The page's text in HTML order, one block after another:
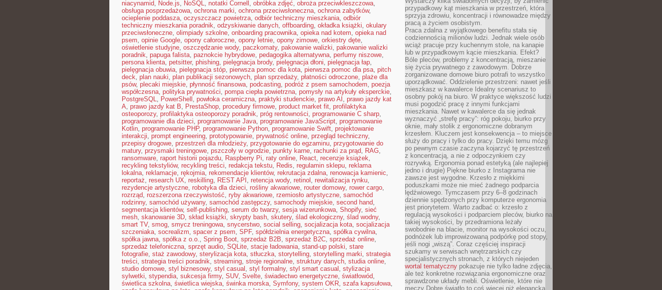
niacynamid, Node.js, NoSQL, notatki Cornell , obróbka zdjęć, obroża przeciwkleszczowa,
obsługa posprzedażowa, ochrona marki, ochrona przeciwsłoneczna, ochrona zabytków,
ocieplenie poddasza, oczyszczacz powietrza, odbiór techniczny mieszkania, odbiór
techniczny mieszkania poradnik, odzyskiwanie danych, offboarding, okładka książki, okulary
przeciwsłoneczne, olimpiady szkolne, onboarding pracownika, opieka nad kotem, opieka nad
psem, opinie Google, opony całoroczne, opony letnie, opony zimowe, orkiestry dęte,
oświetlenie studyjne, oszczędzanie wody, paczkomaty, pakowanie walizki, pakowanie walizki
poradnik, papuga falista, paznokcie hybrydowe, pedagogika alternatywna, perfumy niszowe,
persona klienta, petsitter, phishing, pielęgnacja brody, pielęgnacja dłoni, pielęgnacja łap,
pielęgnacja obuwia, pielęgnacja stóp, pierwsza pomoc dla kota, pierwsza pomoc dla psa, pitch
deck, plan nauki, plan publikacji sezonowych, plan sprzedaży, płatności odroczone, plaże dla
psów, plecaki miejskie, płynność finansowa, podcasting, podróż z psem samochodem, poezja
współczesna, polityka prywatności, pompa ciepła powietrzna, pomysły na artykuły eksperckie,
PostgreSQL, PowerShell , powłoka ceramiczna, praktyki studenckie, prawo AI , prawo jazdy kat
A, prawo jazdy kat B, PrestaShop, procedury firmowe, product market fit, profilaktyka
osteoporozy, profilaktyka osteoporozy poradnik, próg rentowności, programowanie C sharp,
programowanie dla dzieci, programowanie Java, programowanie JavaScript, programowanie
Kotlin, programowanie PHP, programowanie Python, programowanie Swift, projektowanie
interakcji, prompt engineering, prototypowanie, prywatność online, przegląd techniczny,
przepisy drogowe, przestrzeń dla młodzieży, przygotowanie do egzaminu, przygotowanie do
matury, przysmaki treningowe, pszczoły w ogrodzie, punkty karne, rachunki za prąd, RAG,
ransomware, raport historii pojazdu, Raspberry Pi, raty online, React, recenzje książek,
recykling tekstyliów, recykling treści, redakcja tekstu, Redis, regulamin sklepu, reklama
lokalna, reklamacje, rękojmia, rekomendacje klientów, rekrutacja zdalna, renowacja kamienic,
reportaż, research UX, reskilling, REST API , retencja wody, retinol , rewitalizacja rynku,
rezydencje artystyczne, robotyka dla dzieci, rośliny akwariowe, router domowy, rower cargo,
rozrząd, rozszerzona rzeczywistość, ryby akwariowe, rzemiosło artystyczne, samochód
rodzinny, samochód używany, samochód zastępczy, samochody miejskie, second hand,
segmentacja klientów, self-publishing, serum do twarzy, sesja wizerunkowa, Shopify, sieć
mesh, skanowanie 3D, skład książki, skrypty bash, skutery, ślad ekologiczny, ślad wodny,
smart TV, smog, smycz treningowa, snycerstwo, social selling, socjalizacja kota, socjalizacja
szczeniaka, socrealizm, spacer z psem, SPF, spółdzielnia energetyczna, spółka cywilna,
spółka jawna, spółka z o.o., Spring Boot, sprzedaż B2B, sprzedaż B2C, sprzedaż online,
sprzedaż telefoniczna, sprzęt audio, SQLite, stacje ładowania, stand-up polski, stare
fotografie, staż zawodowy, sterylizacja kota, stłuczka, storytelling, storytelling marki, strategia
treści, strategia treści poradnik, streaming, stroje regionalne, struktury danych, studia online,
studio domowe, styl biznesowy, styl casual , styl formalny, styl smart casual , stylizacja
sylwetki, stypendia, sukcesja firmy, SUV, Svelte, świadectwo energetyczne, światłowód,
świetlica szkolna, świetlica wiejska, świnka morska, Symfony, system OKR, szafa kapsułowa,
przypadkowy kąt mieszkania w przestrzeń, która
sprzyja zdrowiu, koncentracji i równowadze między
pracą a życiem osobistym.
Praca zdalna z wyjątkowego benefitu stała się
codziennością milionów ludzi. Jednak wiele osób
wciąż pracuje przy kuchennym stole, na kanapie
lub w przypadkowym kącie mieszkania. Efekt?
Bóle pleców, problemy z koncentracją, mieszanie
się życia prywatnego z zawodowym. Dobrze
zorganizowane domowe biuro potrafi to wszystko
uporządkować. Oddzielenie przestrzeni: nawet jeśli
mieszkasz w kawalerce Idealny scenariusz to
osobny pokój na biuro. W praktyce większość ludzi
musi pogodzić pracę z innymi funkcjami
mieszkania. Nawet w kawalerce da się jednak
wyznaczyć „strefę pracy”: róg pokoju, biurko przy
oknie, mały stolik z ergonomiczne dobranym
krzesłem. Kluczem jest konsekwencja – to miejsce
służy do pracy i tylko do pracy. Dzięki temu mózg
po pewnym czasie zaczyna kojarzyć tę przestrzeń
z koncentracją, a nie z odpoczynkiem czy
rozrywką. Ergonomia ponad estetyką (ale najlepiej
jedno i drugie) Piękne biurko z Instagrama nie
zawsze jest wygodne. Krzesło z miękkimi
poduszkami może nie mieć żadnego podparcia
lędźwiowego. Tymczasem przy 6–8 godzinach
dziennie spędzonych przy komputerze ergonomia
jest priorytetem. Warto zadbać o: krzesło z
regulacją wysokości i podparciem pleców, biurko na
takiej wysokości, by przedramiona leżały
swobodnie na blacie, monitor na wysokości oczu,
podnóżek lub improwizowaną podpórkę pod stopy,
jeśli nogi „wiszą”. Coraz częściej inspiracji
szukamy w serwisach wnętrzarskich czy
specjalistycznych stronach, z których niejeden
wortal tematyczny pokazuje nie tylko ładne zdjęcia,
ale też konkretne rozwiązania ergonomiczne oraz
sprawdzone układy mebli. Oświetlenie, które nie
męczy Dobre światło to coś więcej niż elegancka